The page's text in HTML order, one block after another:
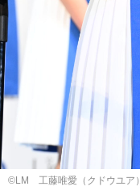
©LM ⼯藤唯愛（クドウユア）